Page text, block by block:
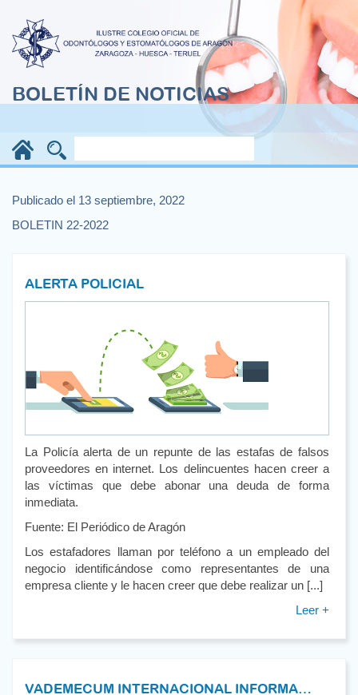
BOLETÍN DE NOTICIAS
Publicado el 13 septiembre, 2022
BOLETIN 22-2022
ALERTA POLICIAL
La Policía alerta de un repunte de las estafas de falsos
proveedores en internet. Los delincuentes hacen creer a
las víctimas que debe abonar una deuda de forma
inmediata.
Fuente: El Periódico de Aragón
Los estafadores llaman por teléfono a un empleado del
negocio identificándose como representantes de una
empresa cliente y le hacen creer que debe realizar un [...]
Leer +
VADEMECUM INTERNACIONAL INFORMA…